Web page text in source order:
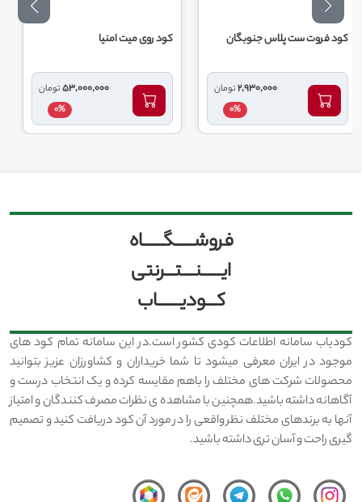
پلاس جنوبگان
2,930,000
تومان
کود روی میت امنیا
53,000,000
تومان
فروشــــــگــــــاه
ایــــــنــــتـــرنتی
کـــودیـــــــاب
کودیاب سامانه اطلاعات کودی کشور است.در این سامانه تمام کود های
موجود در ایران معرفی میشود تا شما خریداران و کشاورزان عزیز بتوانید
محصولات شرکت های مختلف را باهم مقایسه کرده و یک انتخاب درست و
آگاهانه داشته باشید.همچنین با مشاهده ی نظرات مصرف کنندگان و امتیاز
آنها به برندهای مختلف نظر واقعی را در مورد آن کود دریافت کنید و تصمیم
گیری راحت و آسان تری داشته باشید.